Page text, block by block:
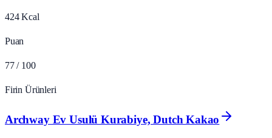
424 Kcal
Puan
77 / 100
Firin Ürünleri
Archway Ev Usulü Kurabiye, Dutch Kakao